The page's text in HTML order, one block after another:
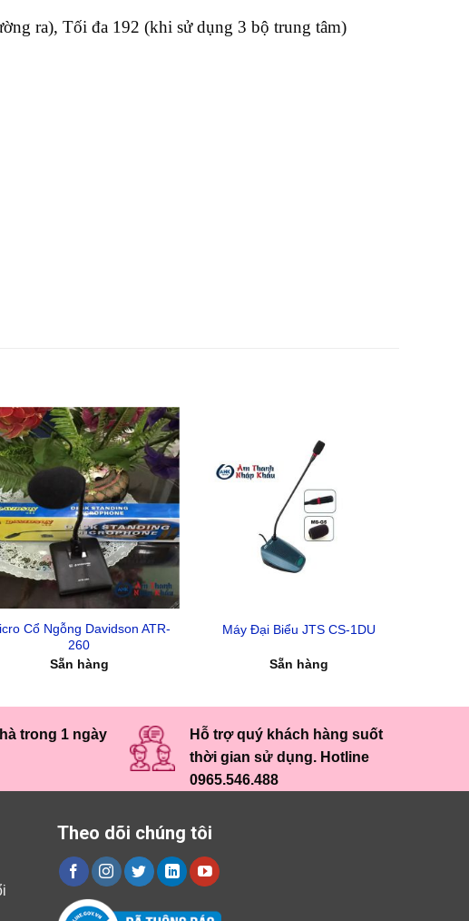
ra), Tối đa 192 (khi sử dụng 3 bộ trung tâm)
Cổ Ngỗng Davidson ATR-
260
Sẵn hàng
Máy Đại Biểu JTS CS-1DU
Sẵn hàng
trong 1 ngày
Hỗ trợ quý khách hàng suốt
thời gian sử dụng. Hotline
0965.546.488
Theo dõi chúng tôi